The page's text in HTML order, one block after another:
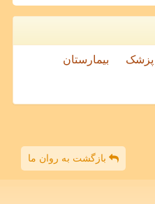
پزشک بیمارستان
بازگشت به روان ما